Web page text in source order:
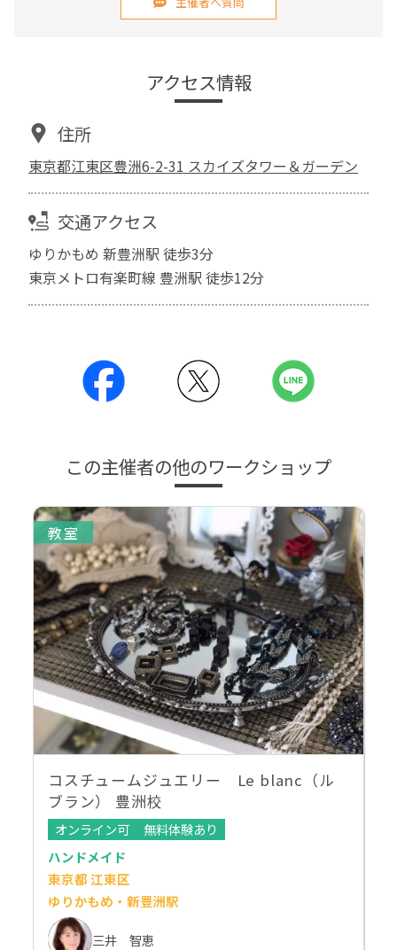
アクセス情報
住所
東京都江東区豊洲6-2-31 スカイズタワー＆ガーデン
交通アクセス
ゆりかもめ 新豊洲駅 徒歩3分
東京メトロ有楽町線 豊洲駅 徒歩12分
この主催者の他のワークショップ
教室
コスチュームジュエリー Le blanc（ル
ブラン） 豊洲校
オンライン可
無料体験あり
ハンドメイド
東京都 江東区
ゆりかもめ・新豊洲駅
三井 智恵